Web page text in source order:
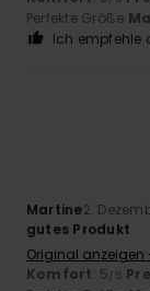
Perfekte Größe
Ich empfehle
Martine2.
gutes Produkt
Original anzeigen
Komfort: 5 /5